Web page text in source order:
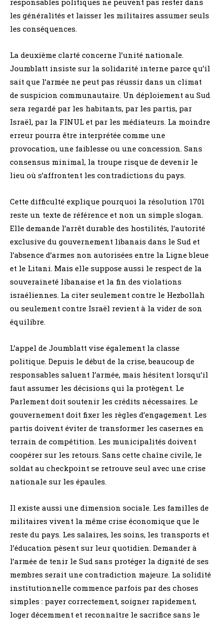
les généralités et laisser les militaires assumer seuls
les conséquences.
La deuxième clarté concerne l’unité nationale.
Joumblatt insiste sur la solidarité interne parce qu’il
sait que l’armée ne peut pas réussir dans un climat
de suspicion communautaire. Un déploiement au Sud
sera regardé par les habitants, par les partis, par
Israël, par la FINUL et par les médiateurs. La moindre
erreur pourra être interprétée comme une
provocation, une faiblesse ou une concession. Sans
consensus minimal, la troupe risque de devenir le
lieu où s’affrontent les contradictions du pays.
Cette difficulté explique pourquoi la résolution 1701
reste un texte de référence et non un simple slogan.
Elle demande l’arrêt durable des hostilités, l’autorité
exclusive du gouvernement libanais dans le Sud et
l’absence d’armes non autorisées entre la Ligne bleue
et le Litani. Mais elle suppose aussi le respect de la
souveraineté libanaise et la fin des violations
israéliennes. La citer seulement contre le Hezbollah
ou seulement contre Israël revient à la vider de son
équilibre.
L’appel de Joumblatt vise également la classe
politique. Depuis le début de la crise, beaucoup de
responsables saluent l’armée, mais hésitent lorsqu’il
faut assumer les décisions qui la protègent. Le
Parlement doit soutenir les crédits nécessaires. Le
gouvernement doit fixer les règles d’engagement. Les
partis doivent éviter de transformer les casernes en
terrain de compétition. Les municipalités doivent
coopérer sur les retours. Sans cette chaîne civile, le
soldat au checkpoint se retrouve seul avec une crise
nationale sur les épaules.
Il existe aussi une dimension sociale. Les familles de
militaires vivent la même crise économique que le
reste du pays. Les salaires, les soins, les transports et
l’éducation pèsent sur leur quotidien. Demander à
l’armée de tenir le Sud sans protéger la dignité de ses
membres serait une contradiction majeure. La solidité
institutionnelle commence parfois par des choses
simples : payer correctement, soigner rapidement,
loger décemment et reconnaître le sacrifice sans le